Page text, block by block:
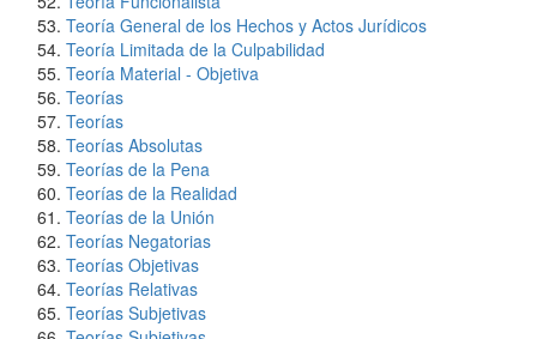
Teoría General de los Hechos y Actos Jurídicos
Teoría Limitada de la Culpabilidad
Teoría Material - Objetiva
Teorías
Teorías
Teorías Absolutas
Teorías de la Pena
Teorías de la Realidad
Teorías de la Unión
Teorías Negatorias
Teorías Objetivas
Teorías Relativas
Teorías Subjetivas